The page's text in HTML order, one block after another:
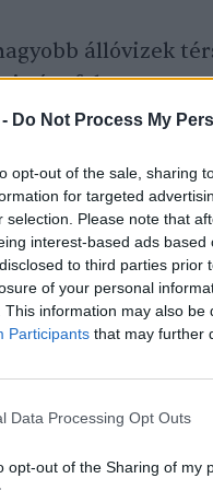
Do Not Process My
opt-out of the sale, sharing
for targeted
selection. Please note that
interest-based ads
to third parties
of your personal
This information may also
Participants that may further
Data Processing Opt Outs
opt-out of the Sharing of my
állóvizek
óta
eleji viharok
szúnyogok
biológiai
biológiai
irtószeres
a